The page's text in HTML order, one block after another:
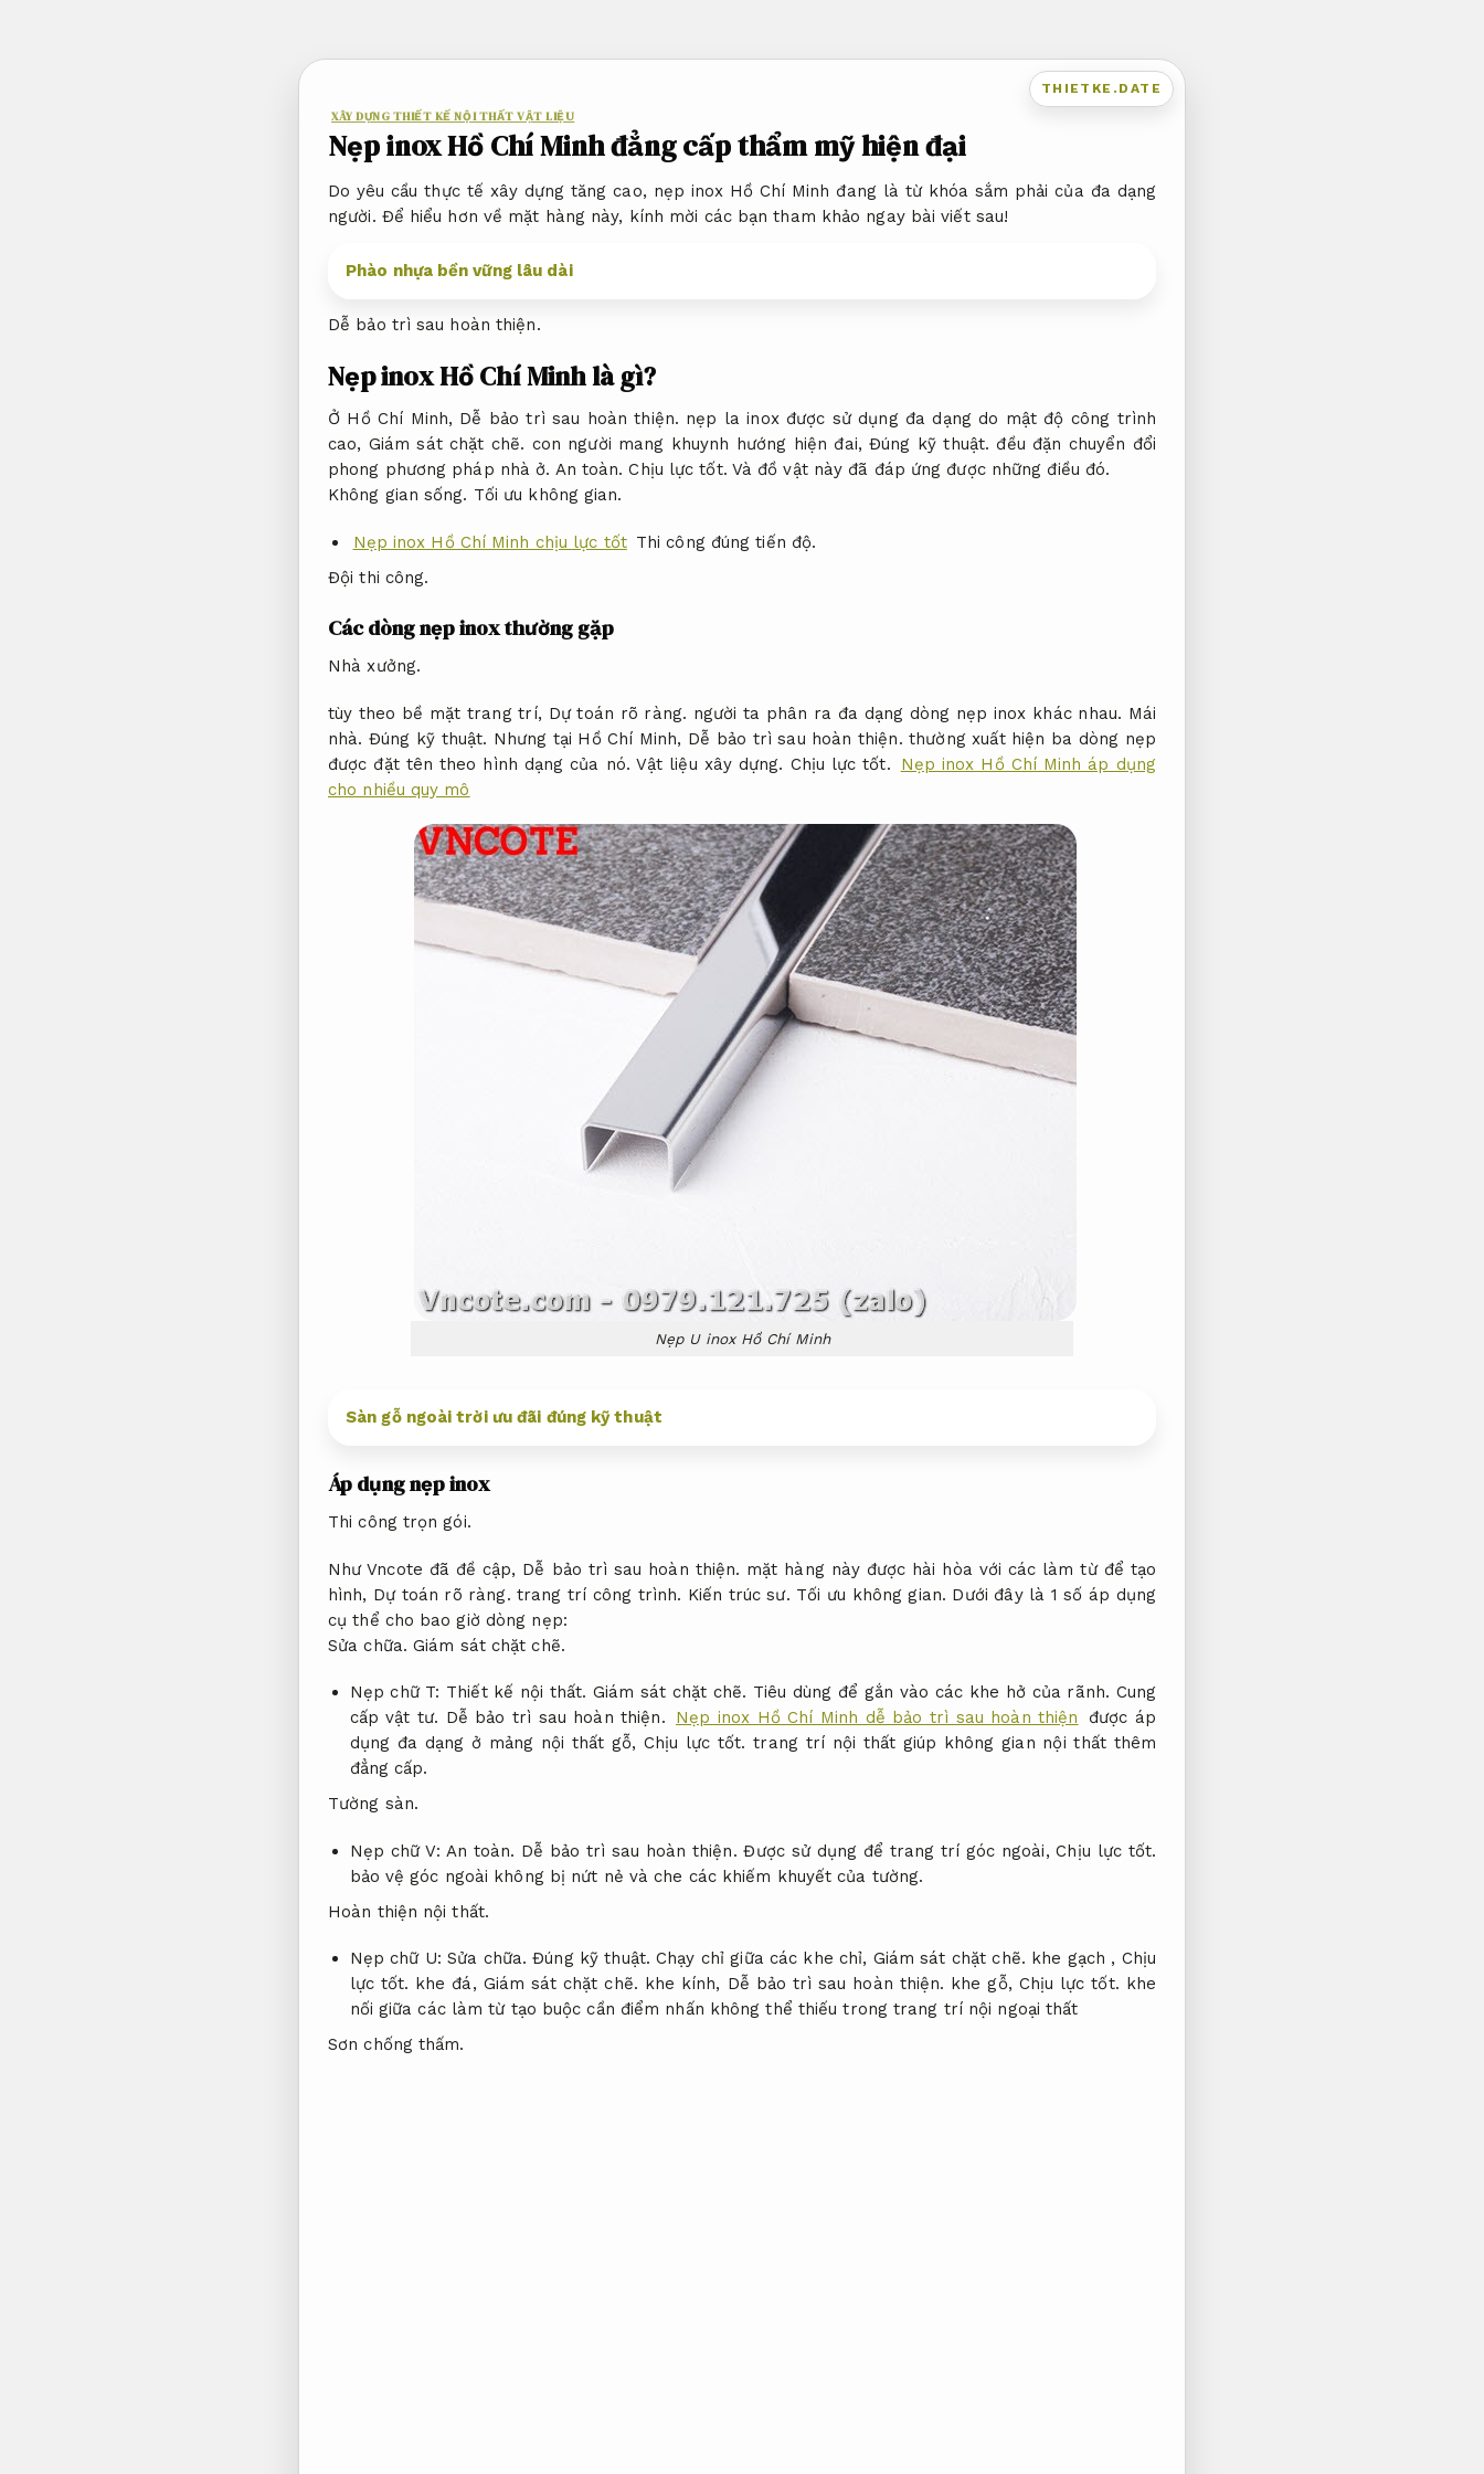
THIETKE.DATE
XÂY DỰNG THIẾT KẾ NỘI THẤT VẬT LIỆU
Nẹp inox Hồ Chí Minh đẳng cấp thẩm mỹ hiện đại
Do yêu cầu thực tế xây dựng tăng cao, nẹp inox Hồ Chí Minh đang là từ khóa sắm phải của đa dạng
người. Để hiểu hơn về mặt hàng này, kính mời các bạn tham khảo ngay bài viết sau!
Phào nhựa bền vững lâu dài
Dễ bảo trì sau hoàn thiện.
Nẹp inox Hồ Chí Minh là gì?
Ở Hồ Chí Minh, Dễ bảo trì sau hoàn thiện. nẹp la inox được sử dụng đa dạng do mật độ công trình
cao, Giám sát chặt chẽ. con người mang khuynh hướng hiện đai,Đúng kỹ thuật. đều đặn chuyển đổi
phong phương pháp nhà ở. An toàn. Chịu lực tốt. Và đồ vật này đã đáp ứng được những điều đó.
Không gian sống. Tối ưu không gian.
Nẹp inox Hồ Chí Minh chịu lực tốt Thi công đúng tiến độ.
Đội thi công.
Các dòng nẹp inox thường gặp
Nhà xưởng.
tùy theo bề mặt trang trí, Dự toán rõ ràng. người ta phân ra đa dạng dòng nẹp inox khác nhau. Mái
nhà. Đúng kỹ thuật. Nhưng tại Hồ Chí Minh, Dễ bảo trì sau hoàn thiện. thường xuất hiện ba dòng nẹp
được đặt tên theo hình dạng của nó. Vật liệu xây dựng. Chịu lực tốt.
Nẹp inox Hồ Chí Minh áp dụng
cho nhiều quy mô
Nẹp U inox Hồ Chí Minh
Sàn gỗ ngoài trời ưu đãi đúng kỹ thuật
Áp dụng nẹp inox
Thi công trọn gói.
Như Vncote đã đề cập, Dễ bảo trì sau hoàn thiện. mặt hàng này được hài hòa với các làm từ để tạo
hình, Dự toán rõ ràng. trang trí công trình. Kiến trúc sư. Tối ưu không gian. Dưới đây là 1 số áp dụng
cụ thể cho bao giờ dòng nẹp:
Sửa chữa. Giám sát chặt chẽ.
Nẹp chữ T: Thiết kế nội thất. Giám sát chặt chẽ. Tiêu dùng để gắn vào các khe hở của rãnh. Cung
cấp vật tư. Dễ bảo trì sau hoàn thiện. Nẹp inox Hồ Chí Minh dễ bảo trì sau hoàn thiện
được áp
dụng đa dạng ở mảng nội thất gỗ, Chịu lực tốt. trang trí nội thất giúp không gian nội thất thêm
đẳng cấp.
Tường sàn.
Nẹp chữ V: An toàn. Dễ bảo trì sau hoàn thiện. Được sử dụng để trang trí góc ngoài,Chịu lực tốt.
bảo vệ góc ngoài không bị nứt nẻ và che các khiếm khuyết của tường.
Hoàn thiện nội thất.
Nẹp chữ U: Sửa chữa. Đúng kỹ thuật. Chạy chỉ giữa các khe chỉ, Giám sát chặt chẽ. khe gạch , Chịu
lực tốt. khe đá, Giám sát chặt chẽ. khe kính, Dễ bảo trì sau hoàn thiện. khe gỗ, Chịu lực tốt. khe
nối giữa các làm từ tạo buộc cần điểm nhấn không thể thiếu trong trang trí nội ngoại thất
Sơn chống thấm.